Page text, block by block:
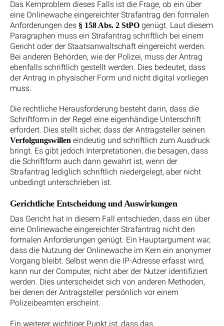
Das Kernproblem dieses Falls ist die Frage, ob ein über
eine Onlinewache eingereichter Strafantrag den formalen
Anforderungen des § 158 Abs. 2 StPO genügt. Laut diesem
Paragraphen muss ein Strafantrag schriftlich bei einem
Gericht oder der Staatsanwaltschaft eingereicht werden.
Bei anderen Behörden, wie der Polizei, muss der Antrag
ebenfalls schriftlich gestellt werden. Dies bedeutet, dass
der Antrag in physischer Form und nicht digital vorliegen
muss.
Die rechtliche Herausforderung besteht darin, dass die
Schriftform in der Regel eine eigenhändige Unterschrift
erfordert. Dies stellt sicher, dass der Antragsteller seinen
Verfolgungswillen eindeutig und schriftlich zum Ausdruck
bringt. Es gibt jedoch Interpretationen, die besagen, dass
die Schriftform auch dann gewahrt ist, wenn der
Strafantrag lediglich schriftlich niedergelegt, aber nicht
unbedingt unterschrieben ist.
Gerichtliche Entscheidung und Auswirkungen
Das Gericht hat in diesem Fall entschieden, dass ein über
eine Onlinewache eingereichter Strafantrag nicht den
formalen Anforderungen genügt. Ein Hauptargument war,
dass die Nutzung der Onlinewache im Kern ein anonymer
Vorgang bleibt. Selbst wenn die IP-Adresse erfasst wird,
kann nur der Computer, nicht aber der Nutzer identifiziert
werden. Dies unterscheidet sich von anderen Methoden,
bei denen der Antragsteller persönlich vor einem
Polizeibeamten erscheint.
Ein weiterer wichtiger Punkt ist, dass das